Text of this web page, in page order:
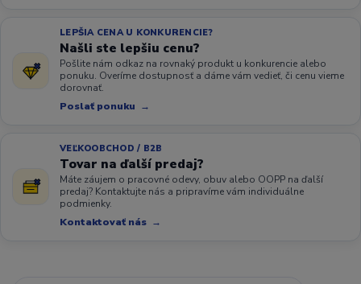
LEPŠIA CENA U KONKURENCIE?
Našli ste lepšiu cenu?
Pošlite nám odkaz na rovnaký produkt u konkurencie alebo
ponuku. Overíme dostupnosť a dáme vám vedieť, či cenu vieme
dorovnať.
Poslať ponuku
VEĽKOOBCHOD / B2B
Tovar na ďalší predaj?
Máte záujem o pracovné odevy, obuv alebo OOPP na ďalší
predaj? Kontaktujte nás a pripravíme vám individuálne
podmienky.
Kontaktovať nás